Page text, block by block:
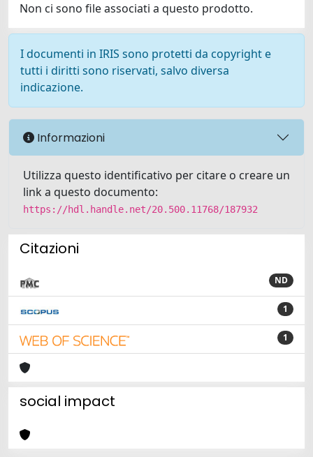
Non ci sono file associati a questo prodotto.
I documenti in IRIS sono protetti da copyright e
tutti i diritti sono riservati, salvo diversa
indicazione.
Informazioni
Utilizza questo identificativo per citare o creare un
link a questo documento:
https://hdl.handle.net/20.500.11768/187932
Citazioni
ND
1
1
social impact